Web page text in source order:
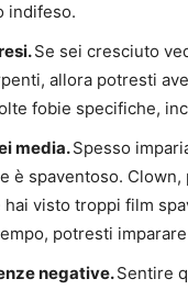
indifeso.
Se sei cresciuto
allora potresti
fobie specifiche,
media.Spesso
è spaventoso.
visto troppi film
potresti
negative.Sentire